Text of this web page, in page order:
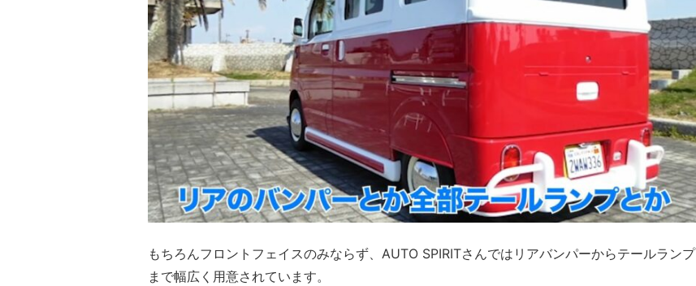
もちろんフロントフェイスのみならず、AUTO SPIRITさんではリアバンパーからテールランプ
まで幅広く用意されています。